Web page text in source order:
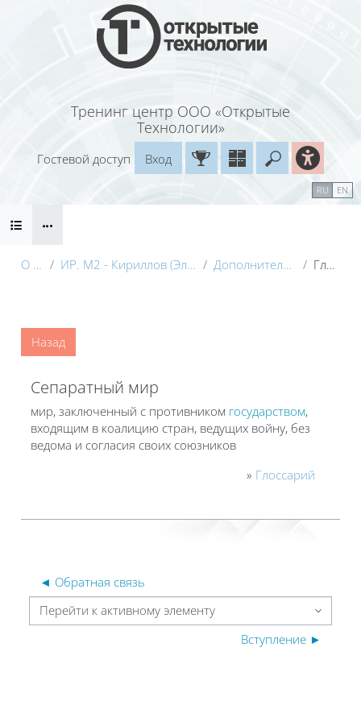
Перейти к основному содержанию
Тренинг центр ООО «Открытые
Технологии»
Введите
Гостевой доступ
Вход
RU EN
Блоки
О курсе ИР. М2 - Кириллов (Электронный курс) с видео Дополнительные материалы Глоссарий
Назад
Сепаратный мир
мир, заключенный с противником государством,
входящим в коалицию стран, ведущих войну, без
ведома и согласия своих союзников
» Глоссарий
◄ Обратная связь
Перейти к активному элементу
Вступление ►